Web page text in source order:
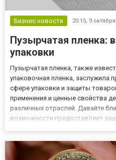
Бизнес новости 20:15, 9 октября
Пузырчатая пленка:
упаковки
Пузырчатая пленка, также
упаковочная пленка, заслужила
сфере упаковки и защиты
применения и ценные свойства
различных отраслей. Давайте
возможности предоставляет
1. Упаковка и...